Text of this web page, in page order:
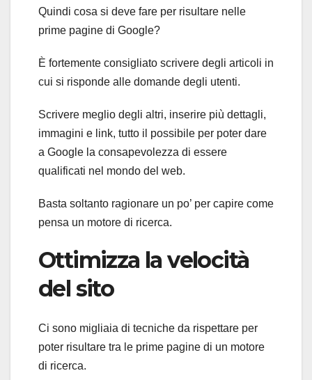
Quindi cosa si deve fare per risultare nelle
prime pagine di Google?
È fortemente consigliato scrivere degli articoli in
cui si risponde alle domande degli utenti.
Scrivere meglio degli altri, inserire più dettagli,
immagini e link, tutto il possibile per poter dare
a Google la consapevolezza di essere
qualificati nel mondo del web.
Basta soltanto ragionare un po’ per capire come
pensa un motore di ricerca.
Ottimizza la velocità
del sito
Ci sono migliaia di tecniche da rispettare per
poter risultare tra le prime pagine di un motore
di ricerca.